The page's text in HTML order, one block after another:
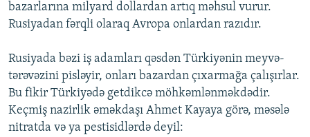
bazarlarına milyard dollardan artıq məhsul vurur.
Rusiyadan fərqli olaraq Avropa onlardan razıdır.
Rusiyada bəzi iş adamları qəsdən Türkiyənin meyvə-
tərəvəzini pisləyir, onları bazardan çıxarmağa çalışırlar.
Bu fikir Türkiyədə getdikcə möhkəmlənməkdədir.
Keçmiş nazirlik əməkdaşı Ahmet Kayaya görə, məsələ
nitratda və ya pestisidlərdə deyil: